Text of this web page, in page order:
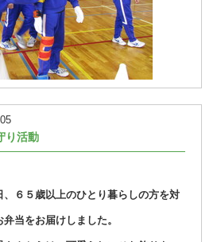
り活動
、６５歳以上のひとり暮らしの方を対
当をお届けしました。